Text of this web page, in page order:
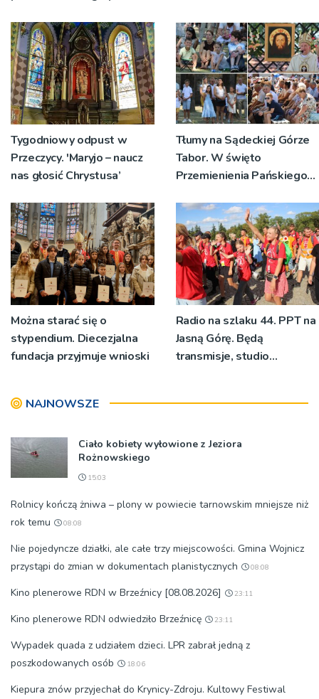
Tygodniowy odpust w
Przeczycy. 'Maryjo – naucz
nas głosić Chrystusa’
Tłumy na Sądeckiej Górze
Tabor. W święto
Przemienienia Pańskiego
znaczeniu Sakramentów
[ZDJĘCIA]
Można starać się o
stypendium. Diecezjalna
fundacja przyjmuje wnioski
Radio na szlaku 44. PPT na
Jasną Górę. Będą
transmisje, studio
NAJNOWSZE
Ciało kobiety wyłowione z Jeziora
Rożnowskiego
15:03
Rolnicy kończą żniwa – plony w powiecie tarnowskim mniejsze niż
rok temu
08:08
Nie pojedyncze działki, ale całe trzy miejscowości. Gmina Wojnicz
przystąpi do zmian w dokumentach planistycznych
08:08
Kino plenerowe RDN w Brzeźnicy [08.08.2026] 23:11
Kino plenerowe RDN odwiedziło Brzeźnicę 23:11
Wypadek quada z udziałem dzieci. LPR zabrał jedną z
poszkodowanych osób
18:06
Kiepura znów przyjechał do Krynicy-Zdroju. Kultowy Festiwal